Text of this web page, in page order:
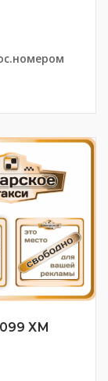
ХМ